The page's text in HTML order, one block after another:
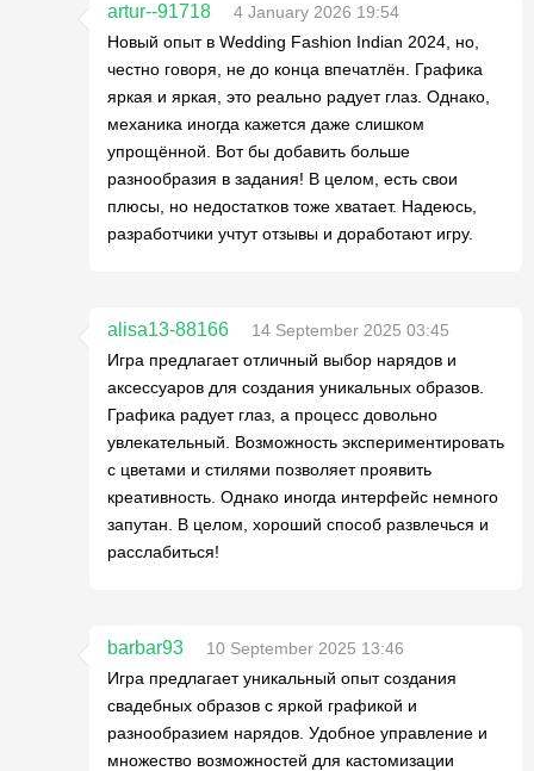
artur--91718
4 January 2026 19:54
Новый опыт в Wedding Fashion Indian 2024, но,
честно говоря, не до конца впечатлён. Графика
яркая и яркая, это реально радует глаз. Однако,
механика иногда кажется даже слишком
упрощённой. Вот бы добавить больше
разнообразия в задания! В целом, есть свои
плюсы, но недостатков тоже хватает. Надеюсь,
разработчики учтут отзывы и доработают игру.
alisa13-88166
14 September 2025 03:45
Игра предлагает отличный выбор нарядов и
аксессуаров для создания уникальных образов.
Графика радует глаз, а процесс довольно
увлекательный. Возможность экспериментировать
с цветами и стилями позволяет проявить
креативность. Однако иногда интерфейс немного
запутан. В целом, хороший способ развлечься и
расслабиться!
barbar93
10 September 2025 13:46
Игра предлагает уникальный опыт создания
свадебных образов с яркой графикой и
разнообразием нарядов. Удобное управление и
множество возможностей для кастомизации